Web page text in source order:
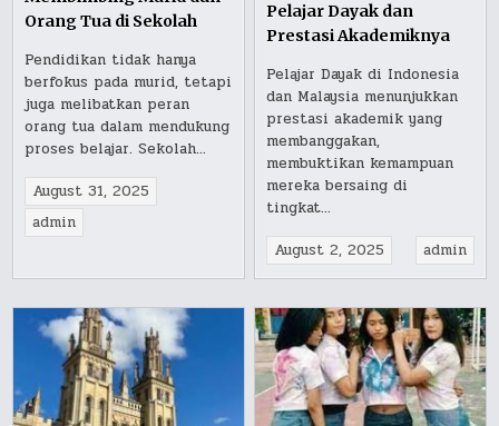
Orang Tua di Sekolah
Pendidikan tidak hanya
berfokus pada murid, tetapi
juga melibatkan peran
orang tua dalam mendukung
proses belajar. Sekolah…
August 31, 2025
admin
Pelajar Dayak dan
Prestasi Akademiknya
Pelajar Dayak di Indonesia
dan Malaysia menunjukkan
prestasi akademik yang
membanggakan,
membuktikan kemampuan
mereka bersaing di
tingkat…
August 2, 2025
admin